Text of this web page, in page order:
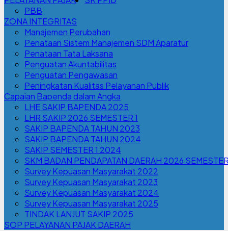
PBB
ZONA INTEGRITAS
Manajemen Perubahan
Penataan Sistem Manajemen SDM Aparatur
Penataan Tata Laksana
Penguatan Akuntabilitas
Penguatan Pengawasan
Peningkatan Kualitas Pelayanan Publik
Capaian Bapenda dalam Angka
LHE SAKIP BAPENDA 2025
LHR SAKIP 2026 SEMESTER 1
SAKIP BAPENDA TAHUN 2023
SAKIP BAPENDA TAHUN 2024
SAKIP SEMESTER 1 2024
SKM BADAN PENDAPATAN DAERAH 2026
Survey Kepuasan Masyarakat 2022
Survey Kepuasan Masyarakat 2023
Survey Kepuasan Masyarakat 2024
Survey Kepuasan Masyarakat 2025
TINDAK LANJUT SAKIP 2025
SOP PELAYANAN PAJAK DAERAH